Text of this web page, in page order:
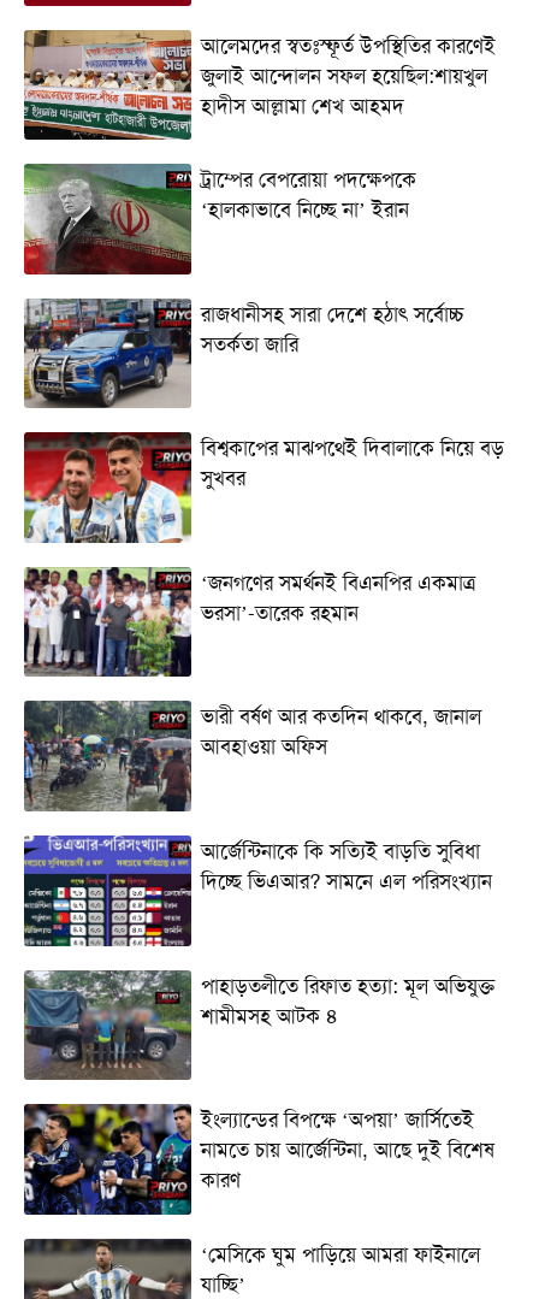
আলেমদের স্বতঃস্ফূর্ত উপস্থিতির কারণেই
জুলাই আন্দোলন সফল হয়েছিল:শায়খুল
হাদীস আল্লামা শেখ আহমদ
ট্রাম্পের বেপরোয়া পদক্ষেপকে
‘হালকাভাবে নিচ্ছে না’ ইরান
রাজধানীসহ সারা দেশে হঠাৎ সর্বোচ্চ
সতর্কতা জা‌রি
বিশ্বকাপের মাঝপথেই দিবালাকে নিয়ে বড়
সুখবর
‘জনগণের সমর্থনই বিএনপির একমাত্র
ভরসা’-তারেক রহমান
ভারী বর্ষণ আর কতদিন থাকবে, জানাল
আবহাওয়া অফিস
আর্জেন্টিনাকে কি সত্যিই বাড়তি সুবিধা
দিচ্ছে ভিএআর? সামনে এল পরিসংখ্যান
পাহাড়তলীতে রিফাত হত্যা: মূল অভিযুক্ত
শামীমসহ আটক ৪
ইংল্যান্ডের বিপক্ষে ‘অপয়া’ জার্সিতেই
নামতে চায় আর্জেন্টিনা, আছে দুই বিশেষ
কারণ
‘মেসিকে ঘুম পাড়িয়ে আমরা ফাইনালে
যাচ্ছি’